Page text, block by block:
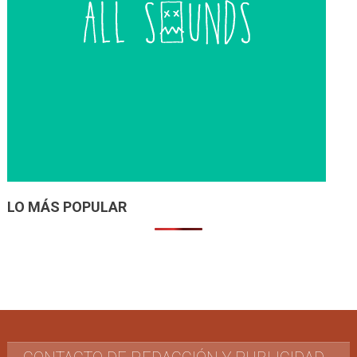
LO MÁS POPULAR